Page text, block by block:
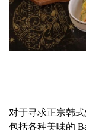
对于寻求正宗韩
包括各种美味的